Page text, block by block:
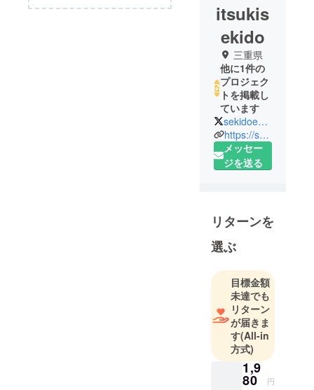
itsukis
ekido
三重県
他に1件の
プロジェク
トを掲載し
ています
sekidoengei
https://sekidoengei.co.jp/
メッセー
ジを送る
リターンを
選ぶ
目標金額
未達でも
リターン
が届きま
す(All-in
方式)
1,9
80 円